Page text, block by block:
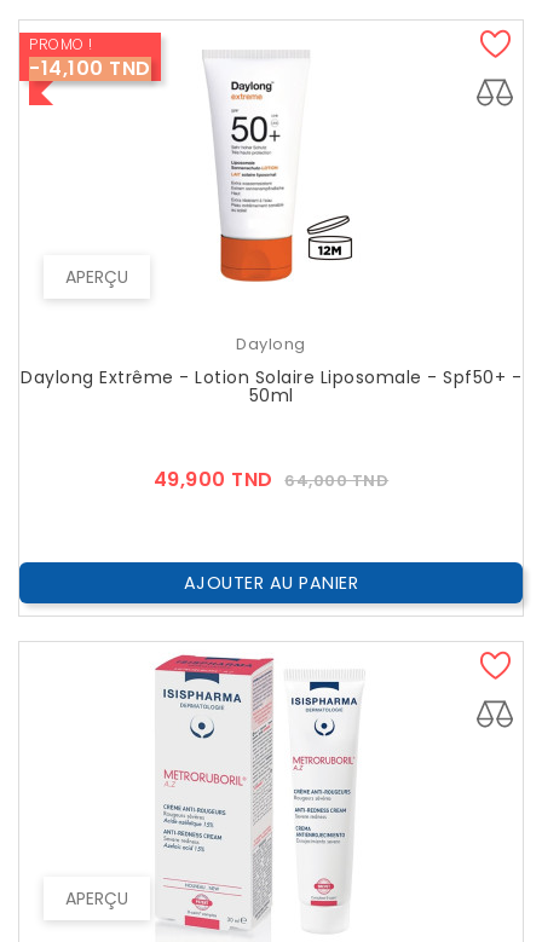
APERÇU
PROMO !
-14,100 TND
Daylong
Daylong Extrême - Lotion Solaire Liposomale - Spf50+ -
50ml
49,900 TND Prix
64,000 TNDPrix
AJOUTER AU PANIER
APERÇU